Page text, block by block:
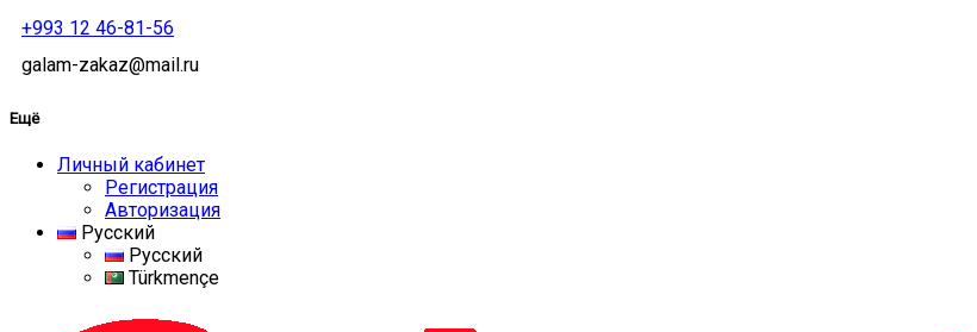
+993 12 46-81-56
galam-zakaz@mail.ru
Ещё
Личный кабинет
Регистрация
Авторизация
Русский
Русский
Türkmençe